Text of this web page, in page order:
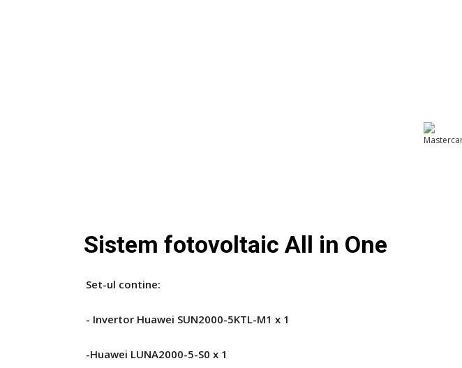
Sistem fotovoltaic All in One
Set-ul contine:
- Invertor Huawei SUN2000-5KTL-M1 x 1
-Huawei LUNA2000-5-S0 x 1